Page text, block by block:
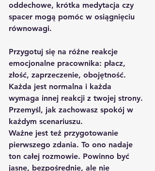
oddechowe, krótka medytacja czy
spacer mogą pomóc w osiągnięciu
równowagi.
Przygotuj się na różne reakcje
emocjonalne pracownika: płacz,
złość, zaprzeczenie, obojętność.
Każda jest normalna i każda
wymaga innej reakcji z twojej strony.
Przemyśl, jak zachowasz spokój w
każdym scenariuszu.
Ważne jest też przygotowanie
pierwszego zdania. To ono nadaje
ton całej rozmowie. Powinno być
jasne, bezpośrednie, ale nie